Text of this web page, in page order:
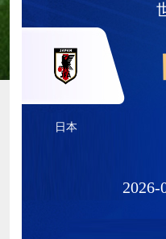
日本
2026-